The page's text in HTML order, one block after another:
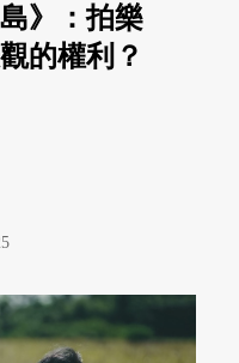
》：拍樂
的權利？